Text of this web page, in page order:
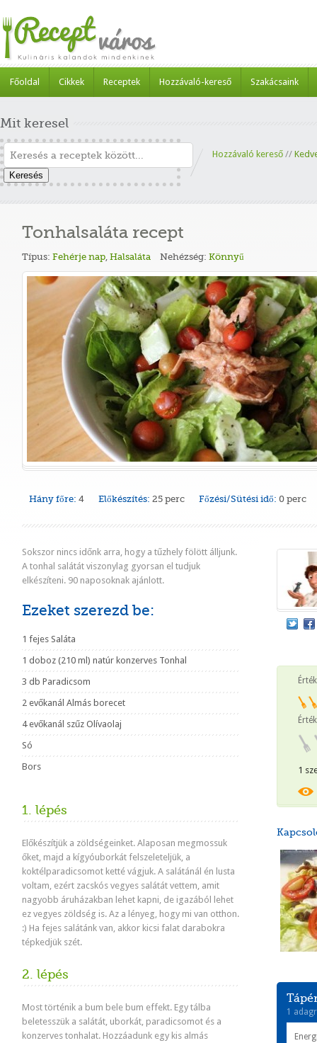
Főoldal Cikkek Receptek Hozzávaló-kereső Szakácsaink
Mit keresel
Keresés
Hozzávaló kereső //
Tonhalsaláta recept
Típus: Fehérje nap, Halsaláta Nehézség: Könnyű
Hány főre: 4 Előkészítés: 25 perc Főzési/Sütési idő: 0 perc
Sokszor nincs időnk arra, hogy a tűzhely fölött álljunk.
A tonhal salátát viszonylag gyorsan el tudjuk
elkészíteni. 90 naposoknak ajánlott.
Ezeket szerezd be:
1 fejes Saláta
1 doboz (210 ml) natúr konzerves Tonhal
3 db Paradicsom
2 evőkanál Almás borecet
4 evőkanál szűz Olívaolaj
Só
Bors
1. lépés
Előkészítjük a zöldségeinket. Alaposan megmossuk
őket, majd a kígyóuborkát felszeleteljük, a
koktélparadicsomot ketté vágjuk. A salátánál én lusta
voltam, ezért zacskós vegyes salátát vettem, amit
nagyobb áruházakban lehet kapni, de igazából lehet
ez vegyes zöldség is. Az a lényeg, hogy mi van otthon.
:) Ha fejes salátánk van, akkor kicsi falat darabokra
tépkedjük szét.
2. lépés
Most történik a bum bele bum effekt. Egy tálba
beletesszük a salátát, uborkát, paradicsomot és a
konzerves tonhalat. Hozzáadunk egy kis almás
1
1